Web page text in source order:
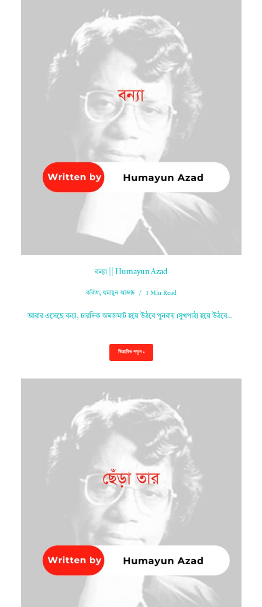
বন্যা || Humayun Azad
কবিতা,হুমায়ুন আজাদ 1 Min Read
আবার এসেছে বন্যা, চারদিক জমজমাট হয়ে উঠবে পুনরায়।সুখপাঠ্য হয়ে উঠবে…
বিস্তারিত পড়ুন »